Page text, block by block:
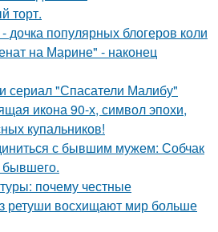
торт.
дочка популярных блогеров коли
на Марине" - наконец
сериал "Спасатели Малибу"
икона 90-х, символ эпохи,
купальников!
с бывшим мужем: Собчак
бывшего.
почему честные
ретуши восхищают мир больше